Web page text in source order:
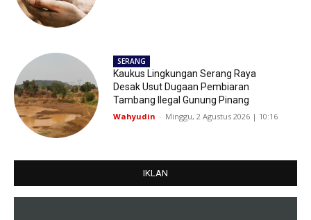
SERANG
Kaukus Lingkungan Serang Raya
Desak Usut Dugaan Pembiaran
Tambang Ilegal Gunung Pinang
Wahyudin - Minggu, 2 Agustus 2026 | 10:16
IKLAN